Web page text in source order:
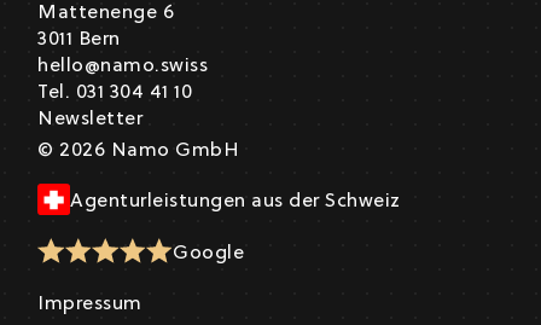
Mattenenge 6
3011 Bern
hello@namo.swiss
Tel. 031 304 41 10
Newsletter
© 2026 Namo GmbH
Agenturleistungen aus der Schweiz
Google
Impressum